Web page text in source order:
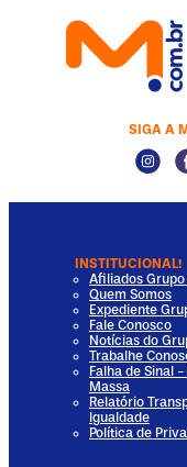
SIGA A
INSTITUCIONAL!
Afiliados Grupo
Quem Somos
Expediente
Fale Conosco
Notícias do
Trabalhe
Falha de Sinal -
Massa
Relatório
Igualdade
Política de